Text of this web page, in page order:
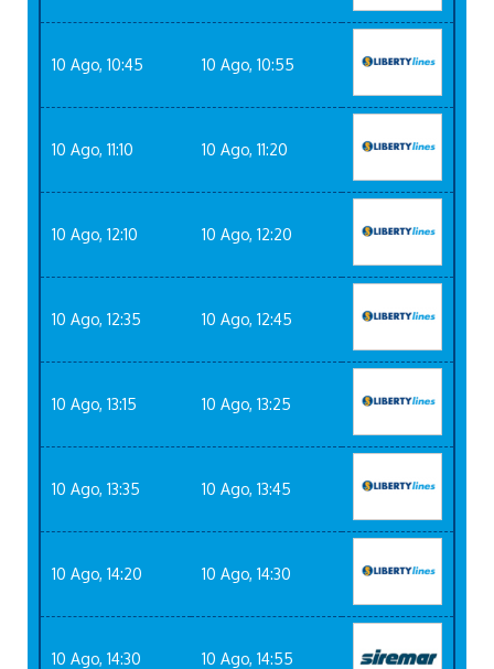
10 Ago, 10:45 10 Ago, 10:55
10 Ago, 11:10 10 Ago, 11:20
10 Ago, 12:10 10 Ago, 12:20
10 Ago, 12:35 10 Ago, 12:45
10 Ago, 13:15 10 Ago, 13:25
10 Ago, 13:35 10 Ago, 13:45
10 Ago, 14:20 10 Ago, 14:30
10 Ago, 14:30 10 Ago, 14:55